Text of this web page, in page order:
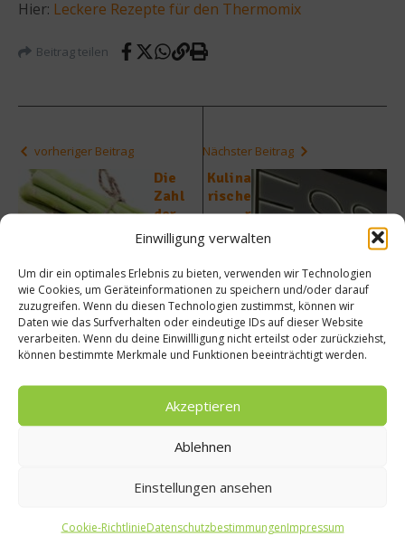
Einwilligung verwalten
Um dir ein optimales Erlebnis zu bieten, verwenden wir Technologien
wie Cookies, um Geräteinformationen zu speichern und/oder darauf
zuzugreifen. Wenn du diesen Technologien zustimmst, können wir
Daten wie das Surfverhalten oder eindeutige IDs auf dieser Website
verarbeiten. Wenn du deine Einwillligung nicht erteilst oder zurückziehst,
können bestimmte Merkmale und Funktionen beeinträchtigt werden.
Akzeptieren
Ablehnen
Einstellungen ansehen
Cookie-RichtlinieDatenschutzbestimmungenImpressum
Hier: Leckere Rezepte für den Thermomix
Beitrag teilen
vorheriger Beitrag
Die
Zahl
der
Woche
103.10
7
Nächster Beitrag
Kulina
rische
r
Somm
der
BMW
Welt